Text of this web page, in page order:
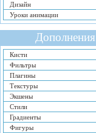
Дизайн
Уроки анимации
Дополнения
Кисти
Фильтры
Плагины
Текстуры
Экшены
Стили
Градиенты
Фигуры